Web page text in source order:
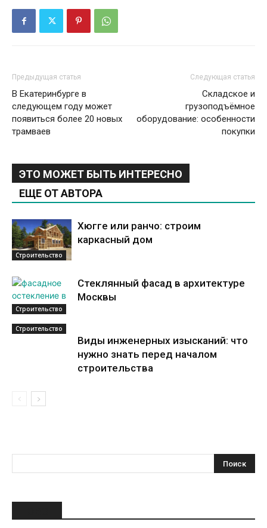
Предыдущая статья
В Екатеринбурге в
следующем году может
появиться более 20 новых
трамваев
Следующая статья
Складское и
грузоподъёмное
оборудование: особенности
покупки
ЭТО МОЖЕТ БЫТЬ ИНТЕРЕСНО
ЕЩЕ ОТ АВТОРА
Строительство
Хюгге или ранчо: строим
каркасный дом
Строительство
Стеклянный фасад в архитектуре
Москвы
Строительство
Виды инженерных изысканий: что
нужно знать перед началом
строительства